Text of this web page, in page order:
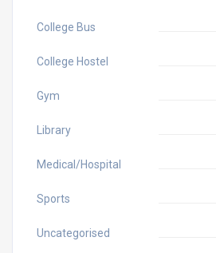
College Bus
College Hostel
Gym
Library
Medical/Hospital
Sports
Uncategorised